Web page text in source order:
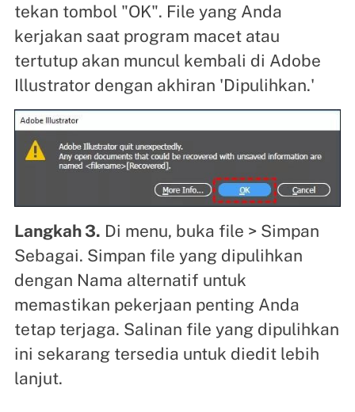
tekan tombol "OK". File yang Anda
kerjakan saat program macet atau
tertutup akan muncul kembali di Adobe
Illustrator dengan akhiran 'Dipulihkan.'
Langkah 3. Di menu, buka file > Simpan
Sebagai. Simpan file yang dipulihkan
dengan Nama alternatif untuk
memastikan pekerjaan penting Anda
tetap terjaga. Salinan file yang dipulihkan
ini sekarang tersedia untuk diedit lebih
lanjut.